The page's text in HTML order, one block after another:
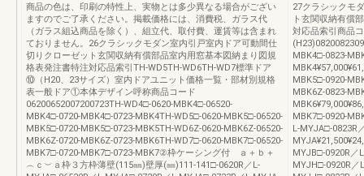
商品の色は、印刷の特性上、実物とは多少異なる場合がござい
ますのでご了承ください。掲載価格には、消費税、ガラス代
（ガラス組込商品を除く）、組立代、取付費、運賃等は含まれ
ておりません。26クラシックモダン室内引戸室内ドア可動間仕
切りクローゼット玄関収納有償部品室内用窓基本図納まり図規
格表発注書特注対応品索引TH-WD5TH-WD6TH-WD7標準ドア
⑩（H20、23サイズ）室内ドアユニット価格一覧・部材別規格
表一般ドア①本体デザイン呼称商品コード
06200652007200723TH-WD4□-0620-MBK4□-06520-
MBK4□-0720-MBK4□-0723-MBK4TH-WD5□-0620-MBK5□-06520-
MBK5□-0720-MBK5□-0723-MBK5TH-WD6Z-0620-MBK6Z-06520-
MBK6Z-0720-MBK6Z-0723-MBK6TH-WD7□-0620-MBK7□-06520-
MBK7□-0720-MBK7□-0723-MBK7②枠ケーシング付 ａ＋ｂ＋
︵ｃ︶ａ枠３方枠薄壁(115㎜)壁厚(㎜)111-141□-0620R／L-
27クラシックモ
ト玄関収納有償
対応品索引商品
MBK4□-0823-
MBK5□-0920-
MBK6Z-0823-
MBK7□-0920-
L-MYJA□-0823R
MYJB□-0920R／
MYJH□-0920R／